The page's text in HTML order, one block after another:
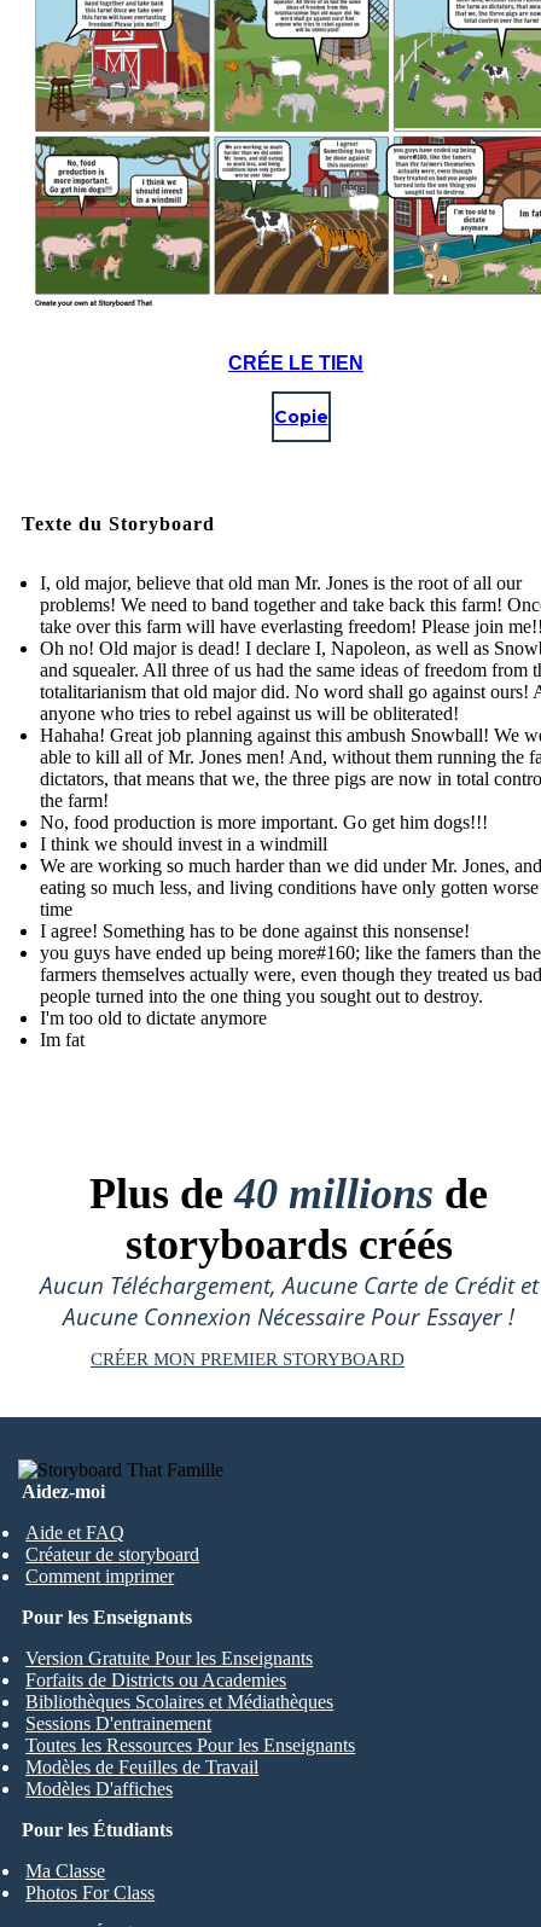
CRÉE LE TIEN
Copie
Texte du Storyboard
I, old major, believe that old man Mr. Jones is the root of all our
problems! We need to band together and take back this farm!
take over this farm will have everlasting freedom! Please join
Oh no! Old major is dead! I declare I, Napoleon, as well as
and squealer. All three of us had the same ideas of freedom from
totalitarianism that old major did. No word shall go against ours!
anyone who tries to rebel against us will be obliterated!
Hahaha! Great job planning against this ambush Snowball! We
able to kill all of Mr. Jones men! And, without them running the
dictators, that means that we, the three pigs are now in total
the farm!
No, food production is more important. Go get him dogs!!!
I think we should invest in a windmill
We are working so much harder than we did under Mr. Jones,
eating so much less, and living conditions have only gotten
time
I agree! Something has to be done against this nonsense!
you guys have ended up being more#160; like the famers than the
farmers themselves actually were, even though they treated us
people turned into the one thing you sought out to destroy.
I'm too old to dictate anymore
Im fat
Plus de40 millions de
storyboards créés
Aucun Téléchargement, Aucune Carte de Crédit et
Aucune Connexion Nécessaire Pour Essayer !
CRÉER MON PREMIER STORYBOARD
Aidez-moi
Aide et FAQ
Créateur de storyboard
Comment imprimer
Pour les Étudiants
Ma Classe
Photos For Class
Pour les Enseignants
Version Gratuite Pour les Enseignants
Forfaits de Districts ou Academies
Bibliothèques Scolaires et Médiathèques
Sessions D'entrainement
Toutes les Ressources Pour les Enseignants
Modèles de Feuilles de Travail
Modèles D'affiches